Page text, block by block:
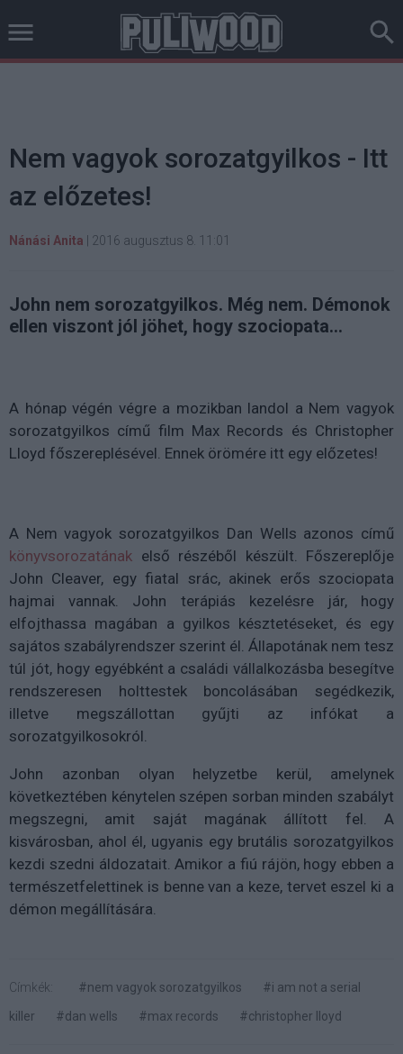
Nem vagyok sorozatgyilkos - Itt
az előzetes!
Nánási Anita 2016 augusztus 8. 11:01
John nem sorozatgyilkos. Még nem. Démonok
ellen viszont jól jöhet, hogy szociopata...
A hónap végén végre a mozikban landol a Nem vagyok
sorozatgyilkos című film Max Records és Christopher
Lloyd főszereplésével. Ennek örömére itt egy előzetes!
A Nem vagyok sorozatgyilkos Dan Wells azonos című
könyvsorozatának első részéből készült. Főszereplője
John Cleaver, egy fiatal srác, akinek erős szociopata
hajmai vannak. John terápiás kezelésre jár, hogy
elfojthassa magában a gyilkos késztetéseket, és egy
sajátos szabályrendszer szerint él. Állapotának nem tesz
túl jót, hogy egyébként a családi vállalkozásba besegítve
rendszeresen holttestek boncolásában segédkezik,
illetve megszállottan gyűjti az infókat a
sorozatgyilkosokról.
John azonban olyan helyzetbe kerül, amelynek
következtében kénytelen szépen sorban minden szabályt
megszegni, amit saját magának állított fel. A
kisvárosban, ahol él, ugyanis egy brutális sorozatgyilkos
kezdi szedni áldozatait. Amikor a fiú rájön, hogy ebben a
természetfelettinek is benne van a keze, tervet eszel ki a
démon megállítására.
Címkék: #nem vagyok sorozatgyilkos
#i am not a serial
killer
#dan wells #max records #christopher lloyd